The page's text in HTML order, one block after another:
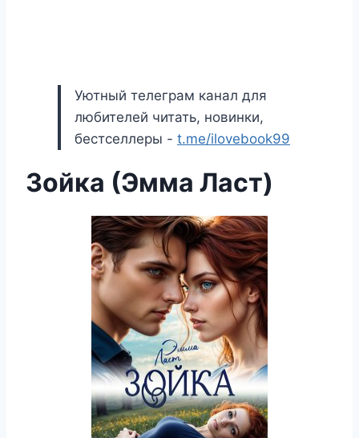
Уютный телеграм канал для
любителей читать, новинки,
бестселлеры - t.me/ilovebook99
Зойка (Эмма Ласт)